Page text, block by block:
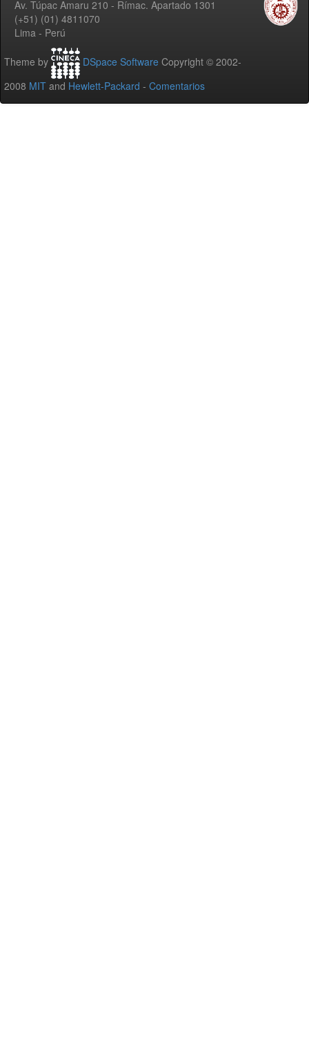
Av. Túpac Amaru 210 - Rímac. Apartado 1301
(+51) (01) 4811070
Lima - Perú
Theme by DSpace Software Copyright © 2002-
2008 MIT and Hewlett-Packard - Comentarios